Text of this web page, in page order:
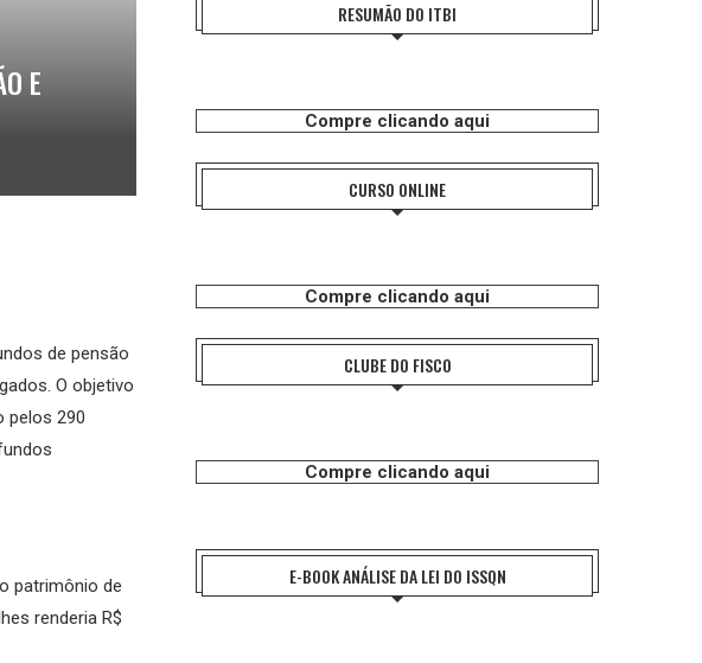
E
de pensão
O objetivo
pelos 290
patrimônio de
renderia R$
RESUMÃO DO ITBI
Compre clicando aqui
CURSO ONLINE
Compre clicando aqui
CLUBE DO FISCO
Compre clicando aqui
E-BOOK ANÁLISE DA LEI DO ISSQN